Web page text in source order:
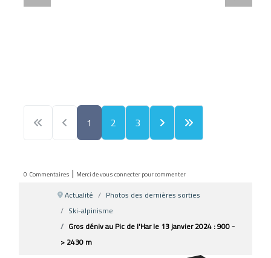
1 2 3
0 Commentaires | Merci de vous connecter pour commenter
Actualité
Photos des dernières sorties
Ski-alpinisme
Gros déniv au Pic de l'Har le 13 janvier 2024 : 900 -
> 2430 m